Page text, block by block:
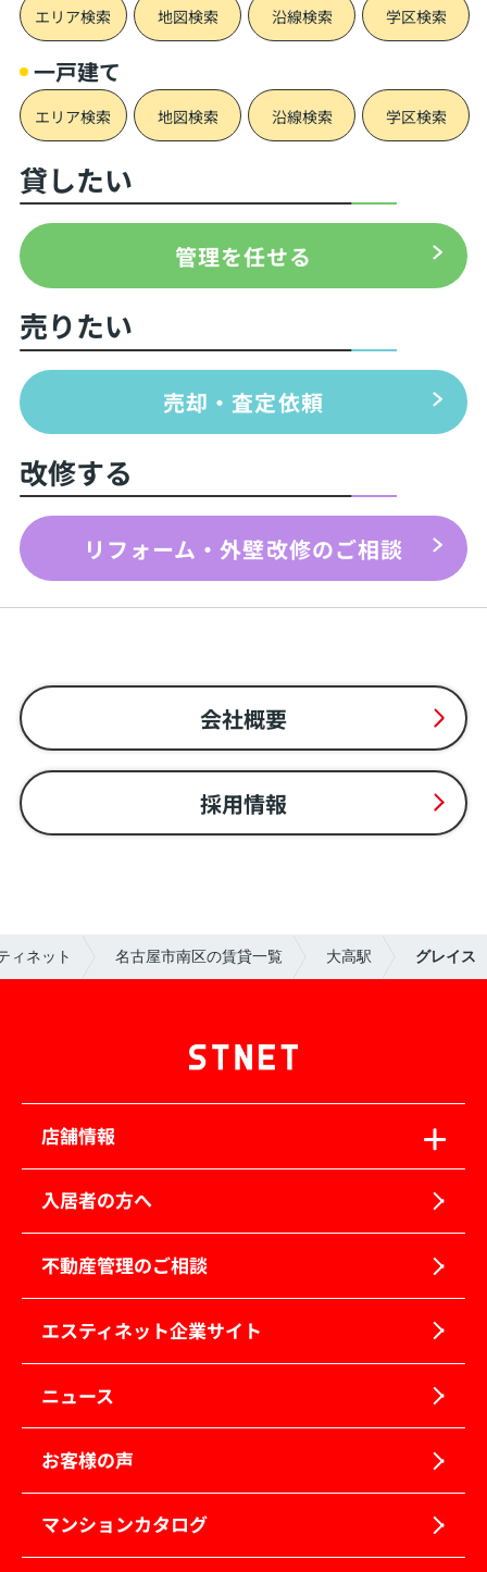
エリア検索 地図検索 沿線検索 学区検索
一戸建て
エリア検索 地図検索 沿線検索 学区検索
貸したい
管理を任せる
売りたい
売却・査定依頼
改修する
リフォーム・外壁改修のご相談
会社概要
採用情報
ィネット 名古屋市南区の賃貸一覧 大高駅 グレイス
店舗情報
入居者の方へ
不動産管理のご相談
エスティネット企業サイト
ニュース
お客様の声
マンションカタログ